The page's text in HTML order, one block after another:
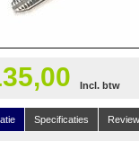
Incl. btw
Specificaties